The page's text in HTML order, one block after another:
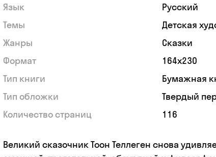
Язык
Русский
Темы
Детская
Жанры
Сказки
Формат
164x230
Тип книги
Бумажная
Тип обложки
Твердый
Количество страниц
116
Великий сказочник Тоон Теллеген снова